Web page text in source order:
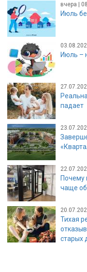
вчера |
Июль
Июль –
падает
Почему
чаще
Тихая
старых